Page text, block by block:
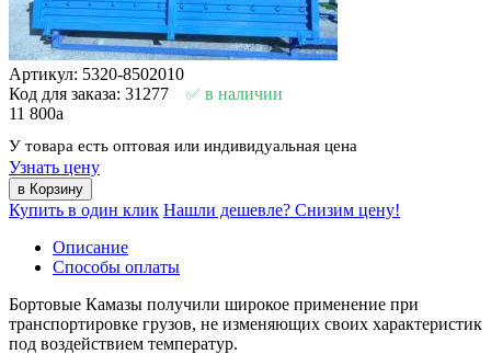
Артикул: 5320-8502010
Код для заказа: 31277
в наличии
11 800a
У товара есть оптовая или индивидуальная цена
Узнать цену
Купить в один клик Нашли дешевле? Снизим цену!
Описание
Способы оплаты
Бортовые Камазы получили широкое применение при
транспортировке грузов, не изменяющих своих характеристик
под воздействием температур.